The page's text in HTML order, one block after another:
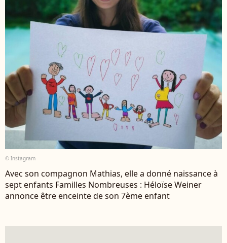
© Instagram
Avec son compagnon Mathias, elle a donné naissance à
sept enfants Familles Nombreuses : Héloïse Weiner
annonce être enceinte de son 7ème enfant